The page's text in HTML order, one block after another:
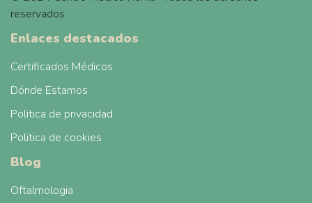
reservados
Enlaces destacados
Certificados Médicos
Dónde Estamos
Politica de privacidad
Politica de cookies
Blog
Oftalmologia